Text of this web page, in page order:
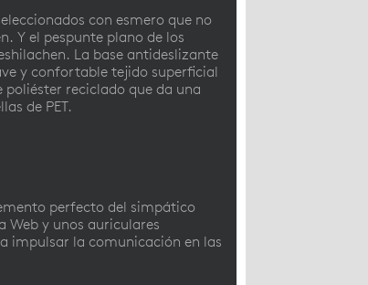
con esmero que no
Y el pespunte plano de los
La base antideslizante
y confortable tejido superficial
reciclado que da una
de PET.
perfecto del simpático
Web y unos auriculares
impulsar la comunicación en las